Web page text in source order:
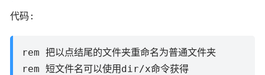
代码:
rem 把以点结尾的文件夹重命名为普通文件夹
rem 短文件名可以使用dir/x命令获得